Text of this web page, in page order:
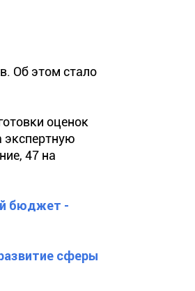
Об этом стало
оценок
экспертную
47 на
бюджет -
сферы